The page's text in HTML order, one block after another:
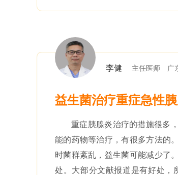
李健 主任医师 广
益生菌治疗重症急性
重症胰腺炎治疗的措施很多
能的药物等治疗，有很多方法的
时菌群紊乱，益生菌可能减少了
处。大部分文献报道是有好处，